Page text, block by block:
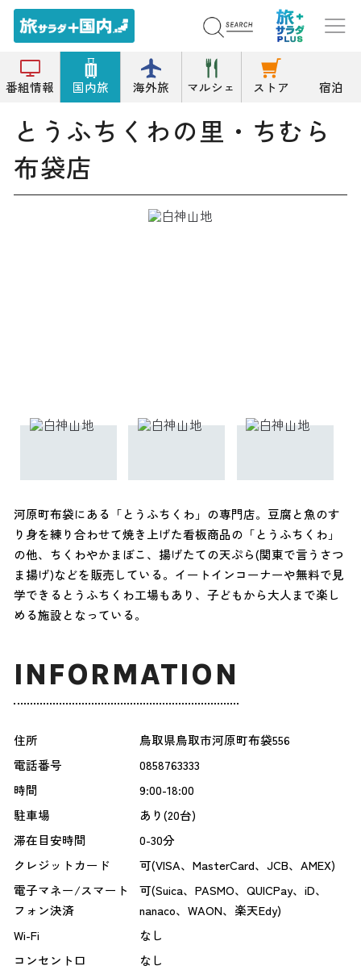
番組情報 国内旅 海外旅 マルシェ ストア 宿泊
トップ その他の食品 とうふちくわの里・ちむら 布袋店
とうふちくわの里・ちむら
布袋店
河原町布袋にある「とうふちくわ」の専門店。豆腐と魚のす
り身を練り合わせて焼き上げた看板商品の「とうふちくわ」
の他、ちくわやかまぼこ、揚げたての天ぷら(関東で言うさつ
ま揚げ)などを販売している。イートインコーナーや無料で見
学できるとうふちくわ工場もあり、子どもから大人まで楽し
める施設となっている。
INFORMATION
住所
鳥取県鳥取市河原町布袋556
電話番号
0858763333
時間
9:00-18:00
駐車場
あり(20台)
滞在目安時間
0-30分
クレジットカード
可(VISA、MasterCard、JCB、AMEX)
電子マネー/スマート
フォン決済
可(Suica、PASMO、QUICPay、iD、
nanaco、WAON、楽天Edy)
Wi-Fi
なし
コンセント口
なし